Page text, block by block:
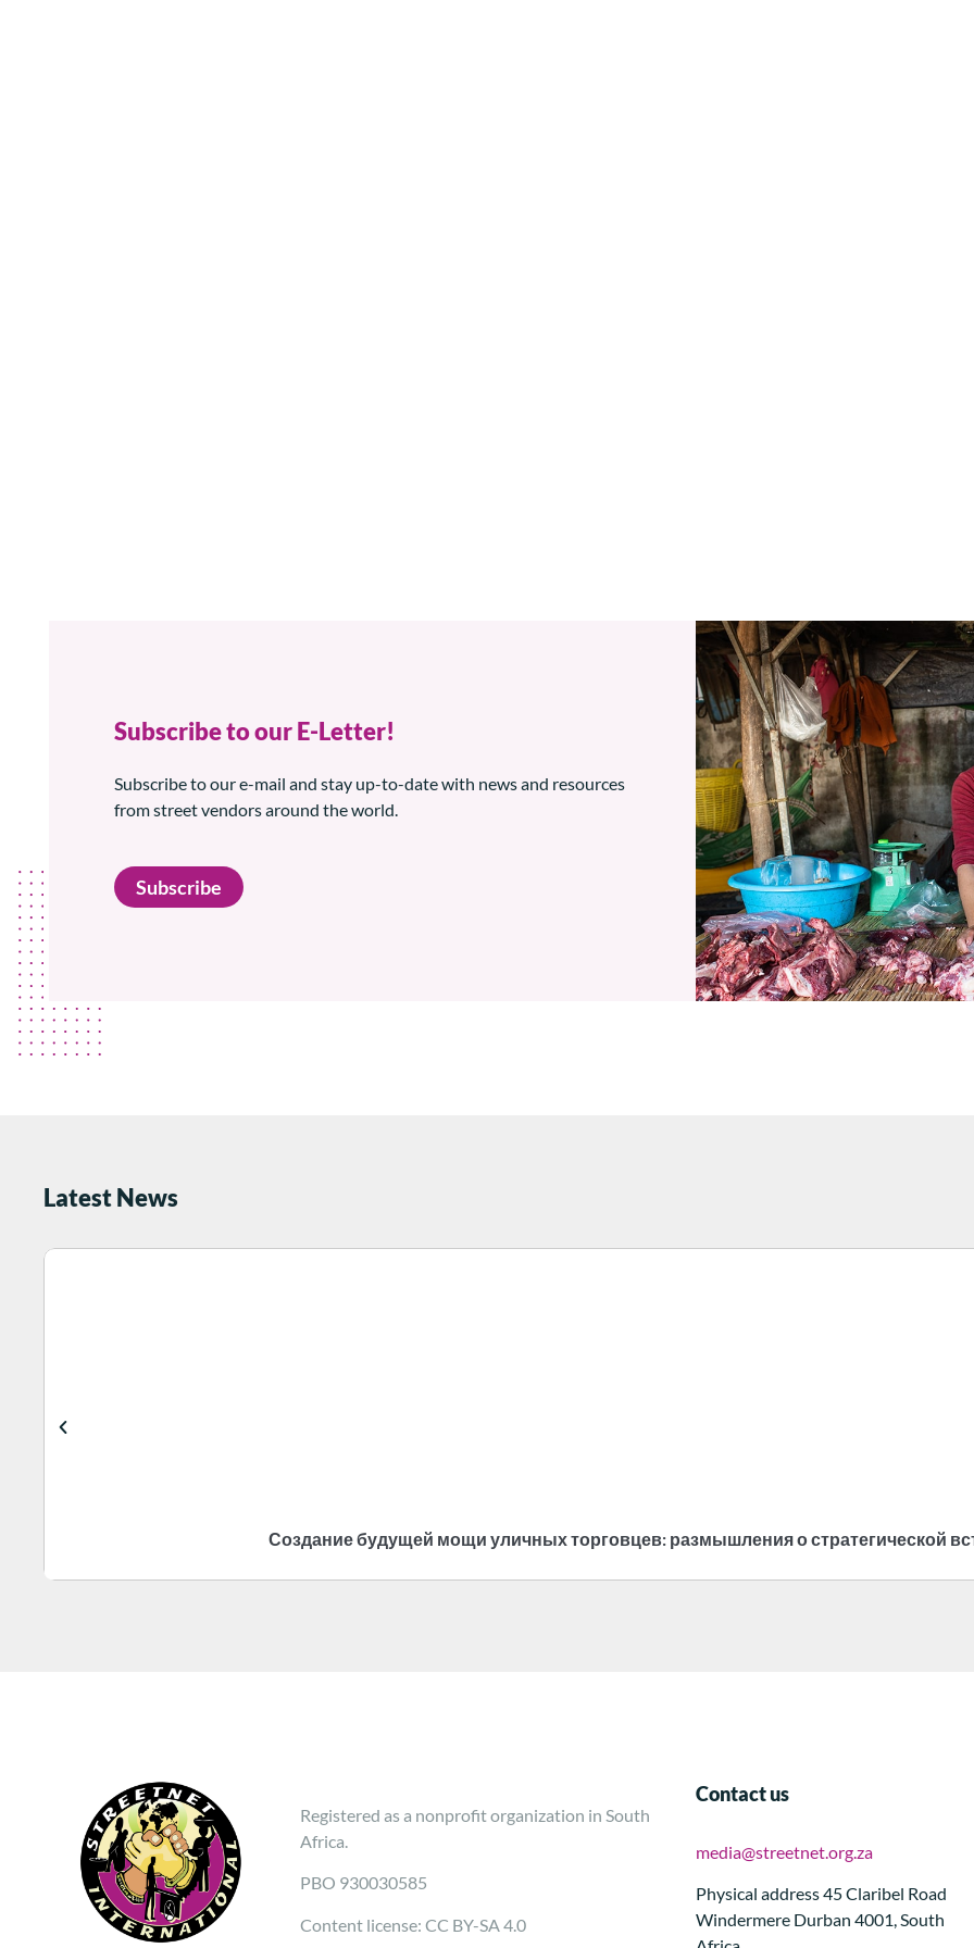
Subscribe to our E-Letter!
Subscribe to our e-mail and stay up-to-date with news and resources
from street vendors around the world.
Subscribe
Latest News
Создание будущей мощи уличных торговцев: размышления о стратегической
Registered as a nonprofit organization in South
Africa.
PBO 930030585
Content license: CC BY-SA 4.0
Contact us
media@streetnet.org.za
Physical address 45 Claribel Road
Windermere Durban 4001, South